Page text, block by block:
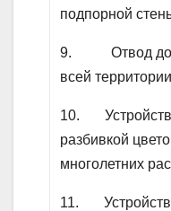
подпорной
9. Отвод
всей
10. Устройство
разбивкой
многолетних
11.